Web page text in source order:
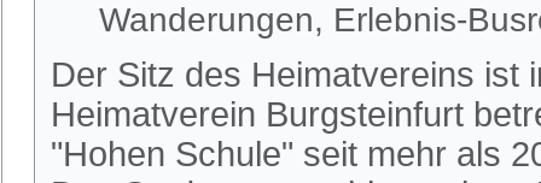
Wanderungen, Erlebnis-
Der Sitz des Heimatvereins ist
Heimatverein Burgsteinfurt
"Hohen Schule" seit mehr als